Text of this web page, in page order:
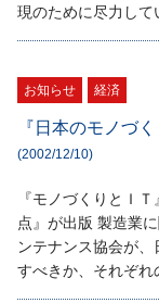
現のために尽力し
お知らせ 経済
『日本のモノづ
(2002/12/10)
『モノづくりとＩ
点』が出版 製造業
ンテナンス協会が
すべきか、それぞ